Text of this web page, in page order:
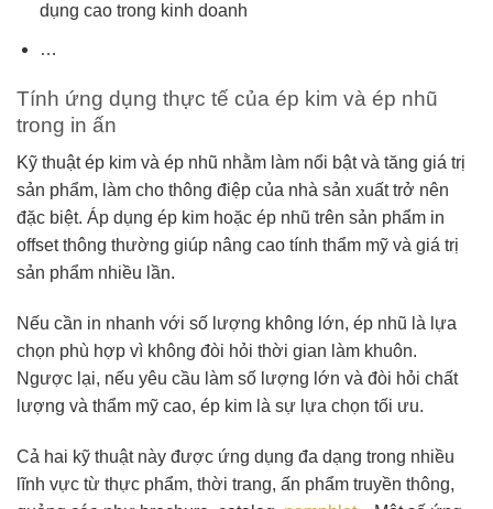
dụng cao trong kinh doanh
…
Tính ứng dụng thực tế của ép kim và ép nhũ
trong in ấn
Kỹ thuật ép kim và ép nhũ nhằm làm nổi bật và tăng giá trị
sản phẩm, làm cho thông điệp của nhà sản xuất trở nên
đặc biệt. Áp dụng ép kim hoặc ép nhũ trên sản phẩm in
offset thông thường giúp nâng cao tính thẩm mỹ và giá trị
sản phẩm nhiều lần.
Nếu cần in nhanh với số lượng không lớn, ép nhũ là lựa
chọn phù hợp vì không đòi hỏi thời gian làm khuôn.
Ngược lại, nếu yêu cầu làm số lượng lớn và đòi hỏi chất
lượng và thẩm mỹ cao, ép kim là sự lựa chọn tối ưu.
Cả hai kỹ thuật này được ứng dụng đa dạng trong nhiều
lĩnh vực từ thực phẩm, thời trang, ấn phẩm truyền thông,